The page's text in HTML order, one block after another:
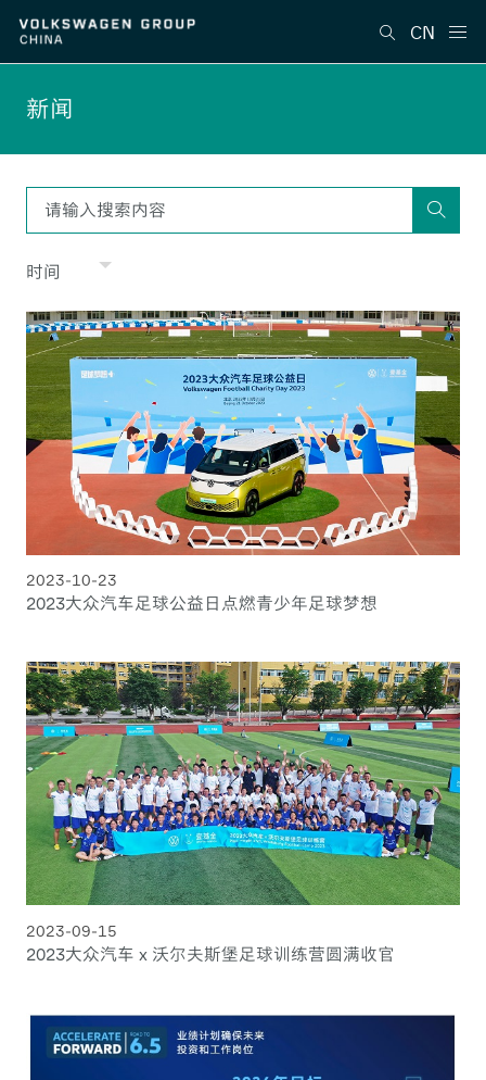
CN
新闻
时间
2023-10-23
2023大众汽车足球公益日点燃青少年足球梦想
2023-09-15
2023大众汽车 x 沃尔夫斯堡足球训练营圆满收官